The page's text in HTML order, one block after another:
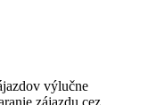
výlučne
zájazdu cez